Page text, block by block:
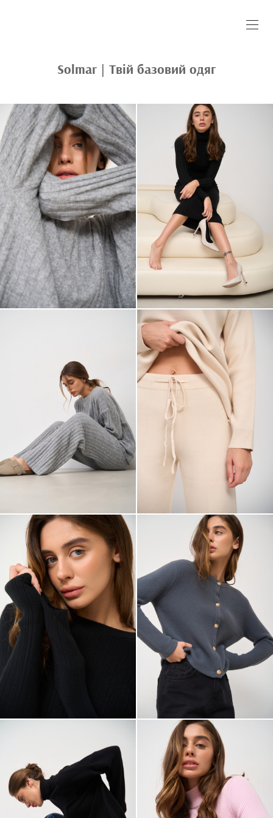
Solmar | Твій базовий одяг